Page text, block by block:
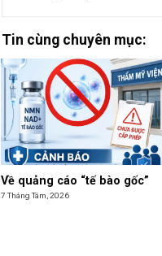
Tin cùng chuyên mục:
Về quảng cáo “tế bào gốc”
7 Tháng Tám, 2026